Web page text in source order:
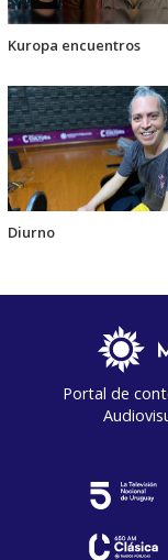
Kuropa encuentros
Diurno
Portal de